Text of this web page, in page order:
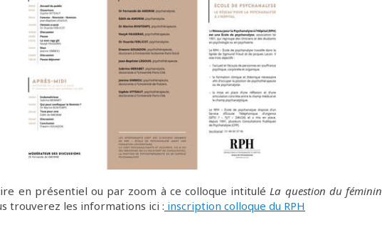
en présentiel ou par zoom à ce colloque intitulé La question du féminin
trouverez les informations ici : inscription colloque du RPH